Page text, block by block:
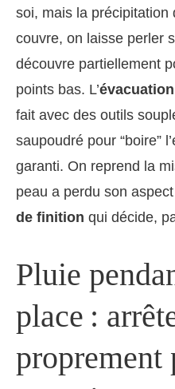
soi, mais la précipitation
couvre, on laisse perler
découvre partiellement
points bas. L’
fait avec des outils
saupoudré pour “boire”
garanti. On reprend la
peau a perdu son
de finition qui décide,
Pluie
place :
proprement